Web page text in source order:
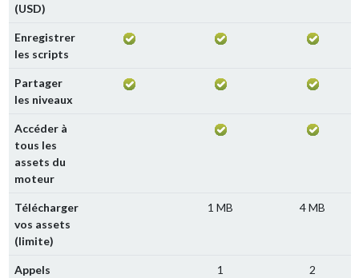
(USD)
Enregistrer
les scripts
Partager
les niveaux
Accéder à
tous les
assets du
moteur
Télécharger
vos assets
(limite)
1 MB 4 MB
Appels
1 2